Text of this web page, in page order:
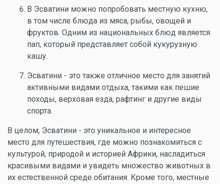
В Эсватини можно попробовать местную кухню,
в том числе блюда из мяса, рыбы, овощей и
фруктов. Одним из национальных блюд является
пап, который представляет собой кукурузную
кашу.
Эсватини - это также отличное место для занятий
активными видами отдыха, такими как пешие
походы, верховая езда, рафтинг и другие виды
спорта.
В целом, Эсватини - это уникальное и интересное
место для путешествия, где можно познакомиться с
культурой, природой и историей Африки, насладиться
красивыми видами и увидеть множество животных в
их естественной среде обитания. Кроме того, местные